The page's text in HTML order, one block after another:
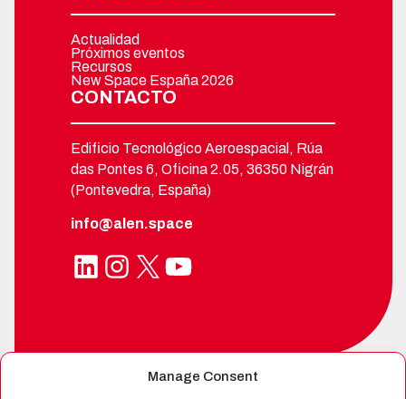
Manage Consent
Actualidad
Próximos eventos
Recursos
New Space España 2026
CONTACTO
Edificio Tecnológico Aeroespacial, Rúa
das Pontes 6, Oficina 2.05, 36350 Nigrán
(Pontevedra, España)
info@alen.space
LinkedIn Instagram X YouTube